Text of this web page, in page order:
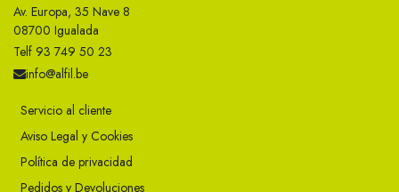
Av. Europa, 35 Nave 8
08700 Igualada
Telf 93 749 50 23
info@alfil.be
Servicio al cliente
Aviso Legal y Cookies
Política de privacidad
Pedidos y Devoluciones